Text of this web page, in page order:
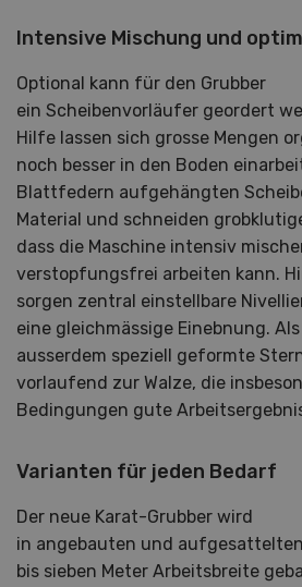
Intensive Mischung und
Optional kann für den Grubber
ein Scheibenvorläufer geordert
Hilfe lassen sich grosse Mengen
noch besser in den Boden
Blattfedern aufgehängten
Material und schneiden
dass die Maschine intensiv
verstopfungsfrei arbeiten kann.
sorgen zentral einstellbare
eine gleichmässige Einebnung.
ausserdem speziell geformte
vorlaufend zur Walze, die
Bedingungen gute
Varianten für jeden Bedarf
Der neue Karat-Grubber wird
in angebauten und
bis sieben Meter Arbeitsbreite